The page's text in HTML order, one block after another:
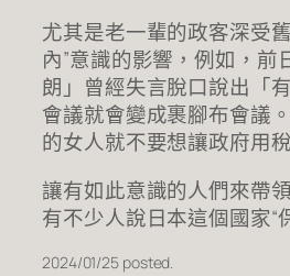
尤其是老一輩的政客深受
內”意識的影響，例如，前
朗」曾經失言脫口說出「
會議就會變成裹腳布會議
的女人就不要想讓政府用
讓有如此意識的人們來帶
有不少人說日本這個國家“
2024/01/25 posted.